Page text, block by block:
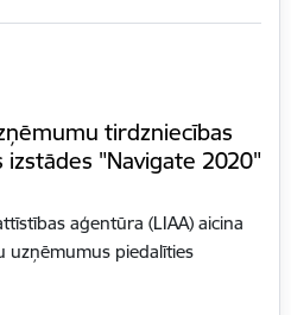
tirdzniecības
izstādes "Navigate 2020"
aģentūra (LIAA) aicina
uzņēmumus piedalīties